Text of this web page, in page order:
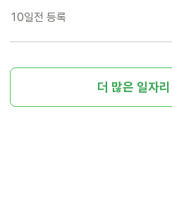
10일전 등록
더 많은 일자리